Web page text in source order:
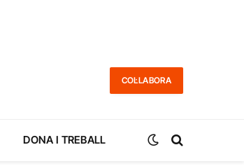
COL·LABORA
DONA I TREBALL